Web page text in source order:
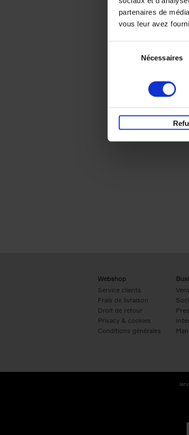
partenaires de
vous leur avez
Nécessaires
Webshop
Service clients
Frais de livraison
Droit de retour
Privacy & cookies
Conditions générales